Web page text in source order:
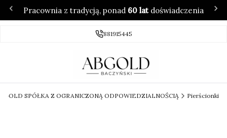
Pracownia z tradycją, ponad 60 latdoświadczenia
881915445
SPÓŁKA Z OGRANICZONĄ ODPOWIEDZIALNOŚCIĄ Pierścionki